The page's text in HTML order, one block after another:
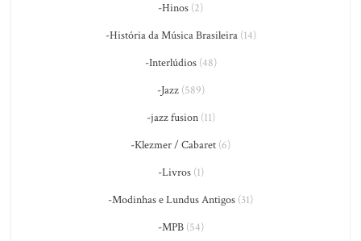
-Hinos (2)
-História da Música Brasileira(14)
-Interlúdios(48)
-Jazz(589)
-jazz fusion(11)
-Klezmer / Cabaret (6)
-Livros(1)
-Modinhas e Lundus Antigos (31)
-MPB(54)